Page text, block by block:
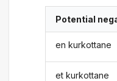
Potential
en kurkottane
et kurkottane